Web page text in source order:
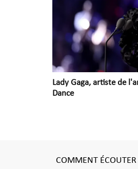
Lady Gaga, artiste de
Dance
COMMENT ÉCOUTER